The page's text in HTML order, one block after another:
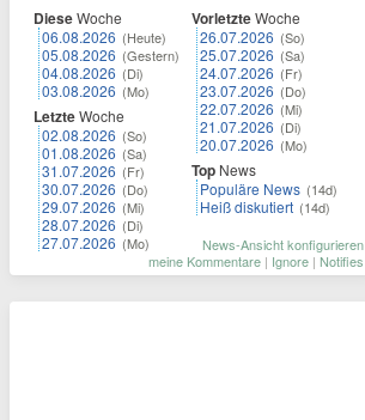
DieseWoche
06.08.2026 (Heute)
05.08.2026 (Gestern)
04.08.2026 (Di)
03.08.2026 (Mo)
LetzteWoche
02.08.2026 (So)
01.08.2026 (Sa)
31.07.2026 (Fr)
30.07.2026 (Do)
29.07.2026 (Mi)
28.07.2026 (Di)
27.07.2026 (Mo)
VorletzteWoche
26.07.2026 (So)
25.07.2026 (Sa)
24.07.2026 (Fr)
23.07.2026 (Do)
22.07.2026 (Mi)
21.07.2026 (Di)
20.07.2026 (Mo)
Top News
Populäre News (14d)
Heiß diskutiert (14d)
News-Ansicht konfigurieren
meine Kommentare | Ignore | Notifies